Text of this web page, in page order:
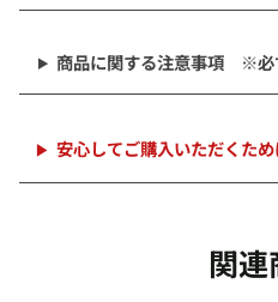
追
商品に関する注意事項 ※必
安心してご購入いただくた
関連